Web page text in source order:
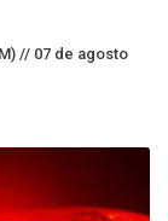
// 07 de agosto